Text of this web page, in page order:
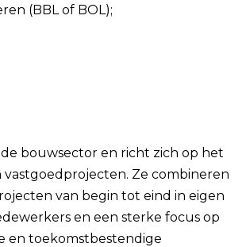
(BBL of BOL);
bouwsector en richt zich op het
Ze combineren
van begin tot eind in eigen
en een sterke focus op
en toekomstbestendige